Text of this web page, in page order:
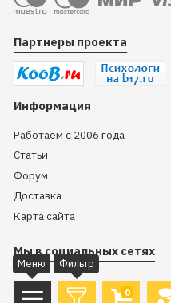
Партнеры проекта
Информация
Работаем с 2006 года
Статьи
Форум
Доставка
Карта сайта
Мы в социальных сетях
Меню Фильтр
0